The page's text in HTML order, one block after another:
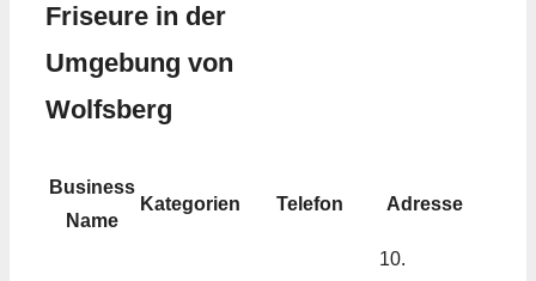
Friseure in der
Umgebung von
Wolfsberg
Business
Name
Kategorien Telefon Adresse
10.